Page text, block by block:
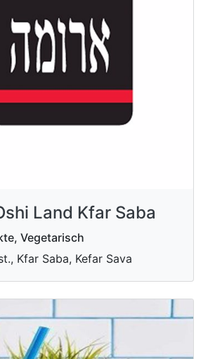
Land Kfar Saba
Vegetarisch
Kfar Saba, Kefar Sava